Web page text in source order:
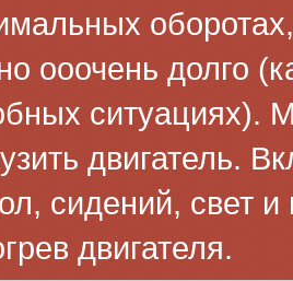
оборотах,
ооочень долго
ситуациях).
двигатель.
сидений, свет
двигателя.